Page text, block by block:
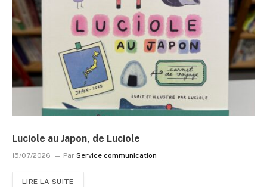
Luciole au Japon, de Luciole
15/07/2026 Par Service communication
LIRE LA SUITE